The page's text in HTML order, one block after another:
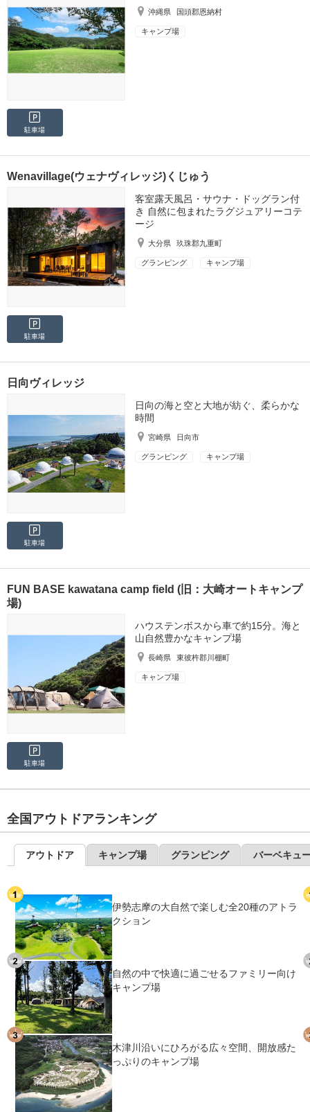
沖縄県 国頭郡恩納村
キャンプ場
駐車場
Wenavillage(ウェナヴィレッジ)くじゅう
客室露天風呂・サウナ・ドッグラン付
き 自然に包まれたラグジュアリーコテ
ージ
大分県 玖珠郡九重町
グランピング キャンプ場
駐車場
日向ヴィレッジ
日向の海と空と大地が紡ぐ、柔らかな
時間
宮崎県 日向市
グランピング キャンプ場
駐車場
FUN BASE kawatana camp field (旧：大崎オートキャンプ
場)
ハウステンボスから車で約15分。海と
山自然豊かなキャンプ場
長崎県 東彼杵郡川棚町
キャンプ場
駐車場
全国アウトドアランキング
アウトドア キャンプ場 グランピング バーベキュ
伊勢志摩の大自然で楽しむ全20種のアトラ
クション
自然の中で快適に過ごせるファミリー向け
キャンプ場
木津川沿いにひろがる広々空間、開放感た
っぷりのキャンプ場